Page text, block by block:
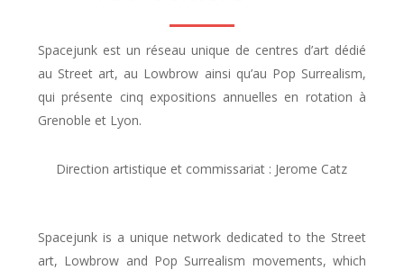
Spacejunk est un réseau unique de centres d’art dédié
au Street art, au Lowbrow ainsi qu’au Pop Surrealism,
qui présente cinq expositions annuelles en rotation à
Grenoble et Lyon.
Direction artistique et commissariat : Jerome Catz
Spacejunk is a unique network dedicated to the Street
art, Lowbrow and Pop Surrealism movements, which